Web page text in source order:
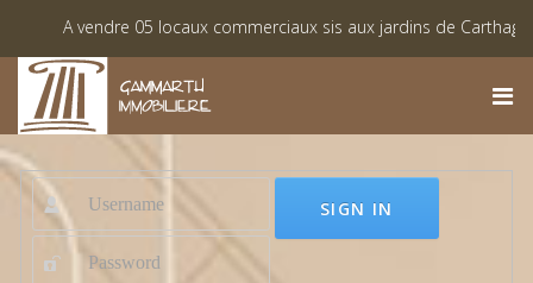
A vendre 05 locaux commerciaux sis aux jardins de Carthage
Vente des lots viabilisés à Monastir « Lotissement El Achaab Golf »
SIGN IN